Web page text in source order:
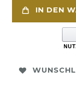
IN DEN